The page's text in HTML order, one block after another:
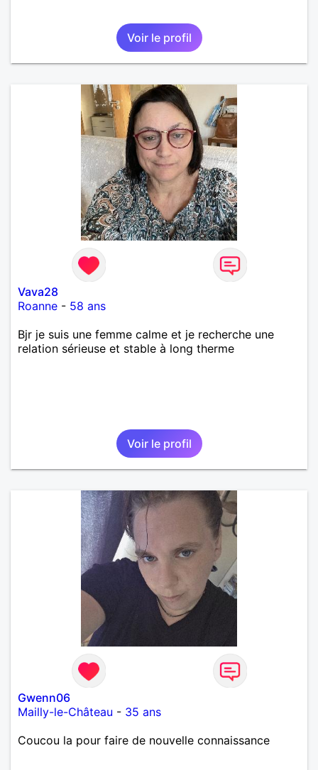
Voir le profil
Vava28
Roanne - 58 ans
Bjr je suis une femme calme et je recherche une
relation sérieuse et stable à long therme
Voir le profil
Gwenn06
Mailly-le-Château - 35 ans
Coucou la pour faire de nouvelle connaissance